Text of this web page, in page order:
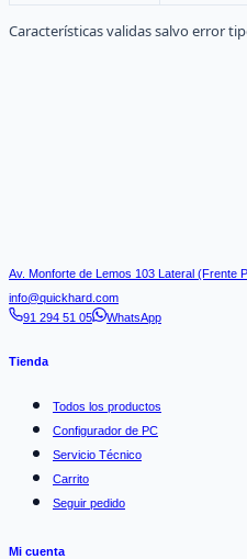
Características validas salvo error
Av. Monforte de Lemos 103 Lateral (Frente
info@quickhard.com
91 294 51 05
WhatsApp
Tienda
Todos los productos
Configurador de PC
Servicio Técnico
Carrito
Seguir pedido
Mi cuenta